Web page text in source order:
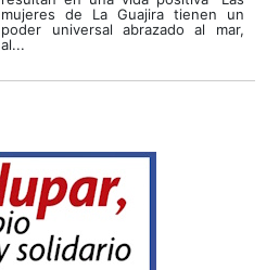
mujeres de La Guajira tienen un
poder universal abrazado al mar,
al...